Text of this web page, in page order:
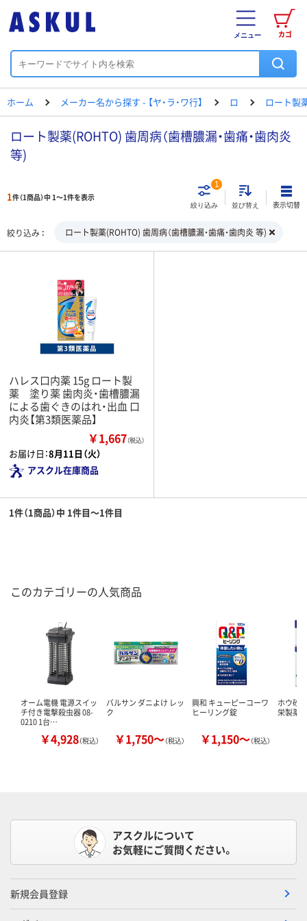
カゴ
メニュー
ホーム メーカー名から探す - 【ヤ・ラ・ワ行】 ロ ロート製
ロート製薬(ROHTO) 歯周病（歯槽膿漏・歯痛・歯肉炎
等)
1件（1商品）中 1～1件を表示
絞り込み
1
並び替え 表示切替
絞り込み ロート製薬(ROHTO) 歯周病（歯槽膿漏・歯痛・歯肉炎 等)
ハレス口内薬 15g ロート製
薬 塗り薬 歯肉炎・歯槽膿漏
による歯ぐきのはれ・出血 口
内炎【第3類医薬品】
￥1,667（税込）
お届け日：8月11日（火）
アスクル在庫商品
1件（1商品）中 1件目～1件目
このカテゴリーの人気商品
オーム電機 電源スイッ
チ付き電撃殺虫器 08-
0210 1台…
￥4,928（税込）
バルサン ダニよけ レッ
ク
￥1,750～（税込）
興和 キューピーコーワ
ヒーリング錠
￥1,150～（税込）
ホウ砂（
栄製薬
アスクルについて
お気軽にご質問ください。
新規会員登録